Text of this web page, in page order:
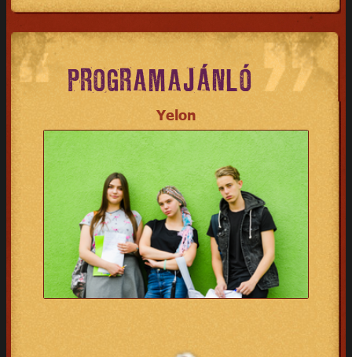
PROGRAMAJÁNLÓ
Yelon